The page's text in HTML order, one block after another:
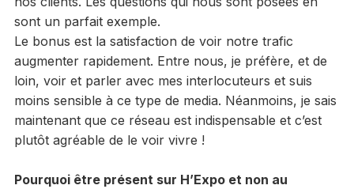
sont un parfait exemple.
Le bonus est la satisfaction de voir notre trafic
augmenter rapidement. Entre nous, je préfère, et de
loin, voir et parler avec mes interlocuteurs et suis
moins sensible à ce type de media. Néanmoins, je sais
maintenant que ce réseau est indispensable et c’est
plutôt agréable de le voir vivre !
Pourquoi être présent sur H’Expo et non au